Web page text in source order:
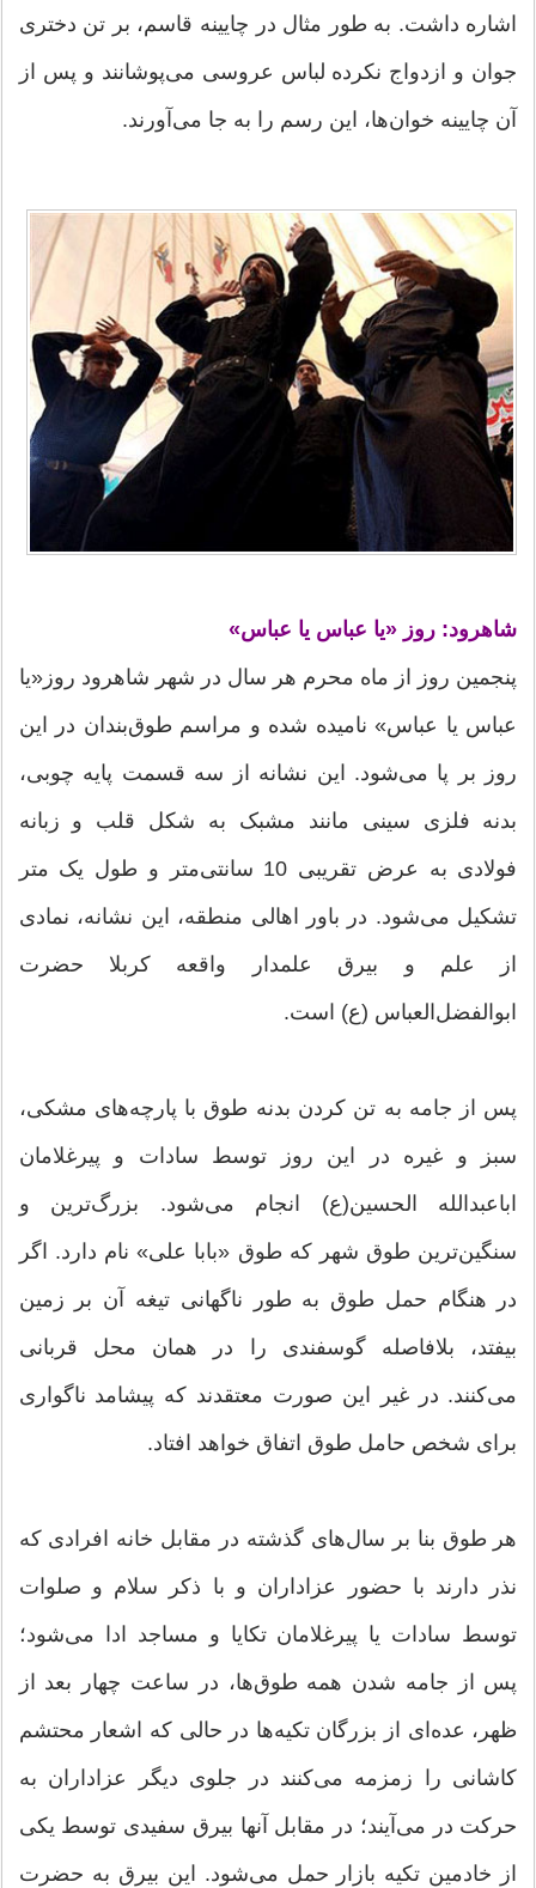
اشاره داشت. به طور مثال در چایینه قاسم، بر تن دختری
جوان و ازدواج نکرده لباس عروسی می‌پوشانند و پس از
آن چایینه خوان‌ها، این رسم را به جا می‌آورند.
شاهرود: روز «یا عباس یا عباس»
پنجمین روز از ماه محرم هر سال در شهر شاهرود روز«یا
عباس یا عباس» نامیده شده و مراسم طوق‌بندان در این
روز بر پا می‌شود. این نشانه از سه قسمت پایه چوبی،
بدنه فلزی سینی‌ مانند مشبک به شکل قلب و زبانه‌
فولادی به عرض تقریبی 10 سانتی‌متر و طول یک متر
تشکیل می‌شود. در باور اهالی منطقه، این نشانه، نمادی
از علم و بیرق علمدار واقعه کربلا حضرت
ابوالفضل‌العباس (ع) است.
پس از جامه به تن کردن بدنه طوق با پارچه‌های مشکی،
سبز و غیره در این روز توسط سادات و پیرغلامان
اباعبدالله الحسین(ع) انجام می‌شود. بزرگ‌ترین و
سنگین‌ترین طوق شهر که طوق «بابا علی» نام دارد. اگر
در هنگام حمل طوق به طور ناگهانی تیغه آن بر زمین
بیفتد، بلافاصله گوسفندی را در همان محل قربانی
می‌کنند. در غیر این صورت معتقدند که پیشامد ناگواری
برای شخص حامل طوق اتفاق خواهد افتاد.
هر طوق بنا بر سال‌های گذشته در مقابل خانه افرادی که
نذر دارند با حضور عزاداران و با ذکر سلام و صلوات
توسط سادات یا پیرغلامان تکایا و مساجد ادا می‌شود؛
پس از جامه شدن همه طوق‌ها، در ساعت چهار بعد از
ظهر، عده‌ای از بزرگان تکیه‌ها در حالی که اشعار محتشم
کاشانی را زمزمه می‌کنند در جلوی دیگر عزاداران به
حرکت در می‌آیند؛ در مقابل آنها بیرق سفیدی توسط یکی
از خادمین تکیه بازار حمل می‌شود. این بیرق به حضرت